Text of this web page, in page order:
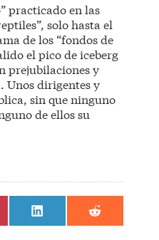
practicado en las
solo hasta el
de los “fondos de
el pico de iceberg
prejubilaciones y
Unos dirigentes y
sin que ninguno
de ellos su
Compartir
en
Compartir
en